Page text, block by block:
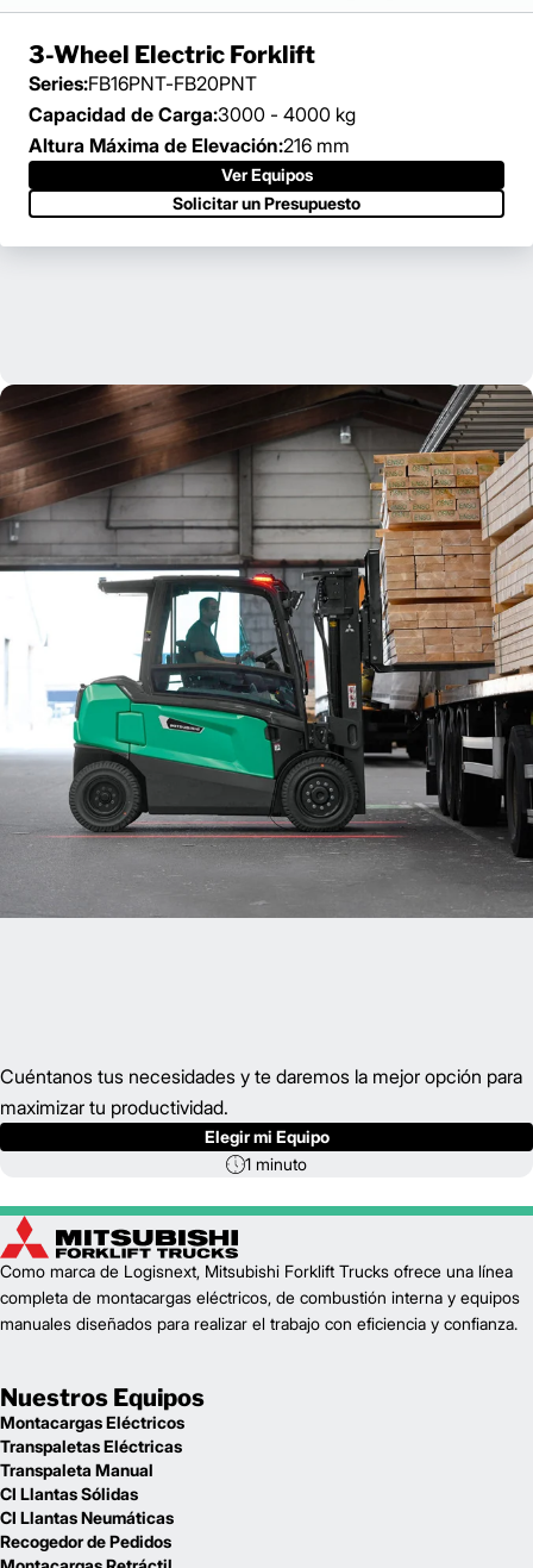
3-Wheel Electric Forklift
Series:FB16PNT-FB20PNT
Capacidad de Carga:3000 - 4000 kg
Altura Máxima de Elevación:216 mm
Ver Equipos
Solicitar un Presupuesto
Find Your Dealer
Cuéntanos tus necesidades y te daremos la mejor opción para
maximizar tu productividad.
Elegir mi Equipo
1 minuto
Como marca de Logisnext, Mitsubishi Forklift Trucks ofrece una línea
completa de montacargas eléctricos, de combustión interna y equipos
manuales diseñados para realizar el trabajo con eficiencia y confianza.
Nuestros Equipos
Montacargas Eléctricos
Transpaletas Eléctricas
Transpaleta Manual
CI Llantas Sólidas
CI Llantas Neumáticas
Recogedor de Pedidos